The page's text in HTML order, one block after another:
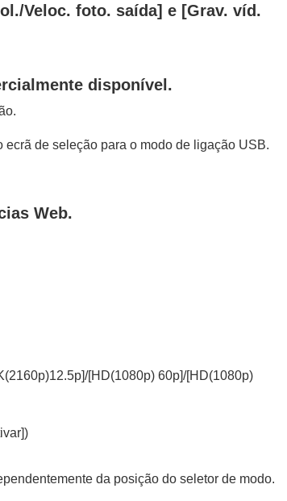
Veloc. foto. saída] e [Grav. víd.
disponível.
ecrã de seleção para o modo de ligação USB.
Web.
/[HD(1080p) 60p]/[HD(1080p)
)
da posição do seletor de modo.